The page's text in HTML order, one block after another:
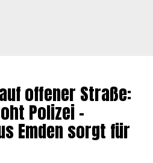
offener Straße:
Polizei –
Emden sorgt für